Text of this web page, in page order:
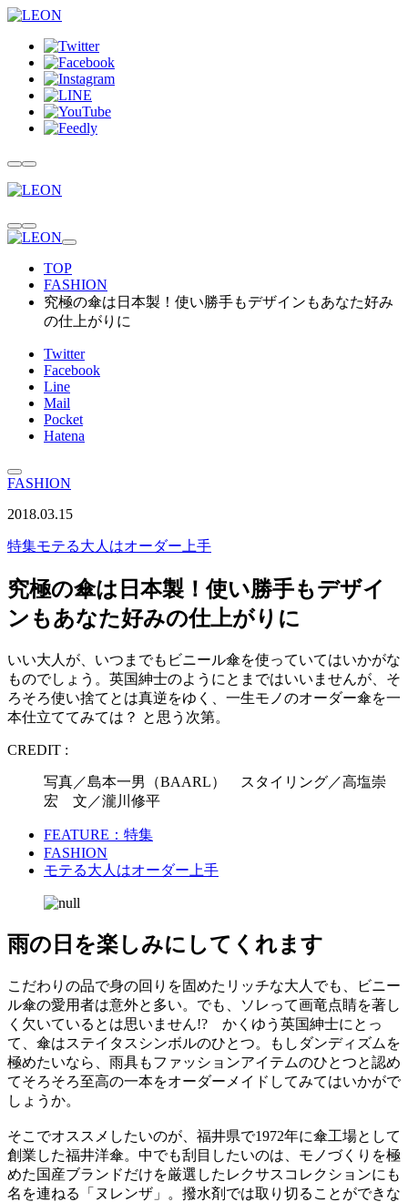
TOP
FASHION
究極の傘は日本製！使い勝手もデザインもあなた好み
の仕上がりに
Twitter
Facebook
Line
Mail
Pocket
Hatena
FASHION
2018.03.15
特集モテる大人はオーダー上手
究極の傘は日本製！使い勝手もデザイ
ンもあなた好みの仕上がりに
いい大人が、いつまでもビニール傘を使っていてはいかがな
ものでしょう。英国紳士のようにとまではいいませんが、そ
ろそろ使い捨てとは真逆をゆく、一生モノのオーダー傘を一
本仕立ててみては？ と思う次第。
CREDIT :
写真／島本一男（BAARL） スタイリング／高塩崇
宏 文／瀧川修平
FEATURE：特集
FASHION
モテる大人はオーダー上手
雨の日を楽しみにしてくれます
こだわりの品で身の回りを固めたリッチな大人でも、ビニー
ル傘の愛用者は意外と多い。でも、ソレって画竜点睛を著し
く欠いているとは思いません!? かくゆう英国紳士にとっ
て、傘はステイタスシンボルのひとつ。もしダンディズムを
極めたいなら、雨具もファッションアイテムのひとつと認め
てそろそろ至高の一本をオーダーメイドしてみてはいかがで
しょうか。
そこでオススメしたいのが、福井県で1972年に傘工場として
創業した福井洋傘。中でも刮目したいのは、モノづくりを極
めた国産ブランドだけを厳選したレクサスコレクションにも
名を連ねる「ヌレンザ」。撥水剤では取り切ることができな